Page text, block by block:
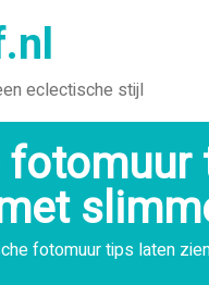
eclectische stijl
fotomuur tips laten